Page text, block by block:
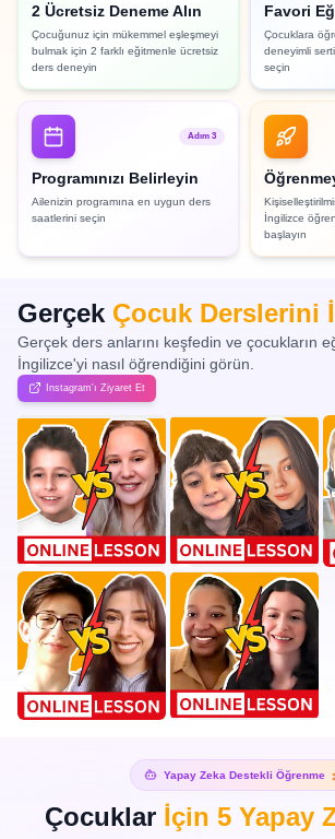
2 Ücretsiz Deneme Alın
Çocuğunuz için mükemmel eşleşmeyi
bulmak için 2 farklı eğitmenle ücretsiz
ders deneyin
Favori
Çocuklara
deneyimli
seçin
Adım 3
Programınızı Belirleyin
Ailenizin programına en uygun ders
saatlerini seçin
İngilizce
başlayın
Gerçek Çocuk Derslerini
Gerçek ders anlarını keşfedin ve çocukların
İngilizce'yi nasıl öğrendiğini görün.
Instagram'ı Ziyaret Et
Yapay Zeka Destekli Öğrenme
Çocuklar İçin 5 Yapay